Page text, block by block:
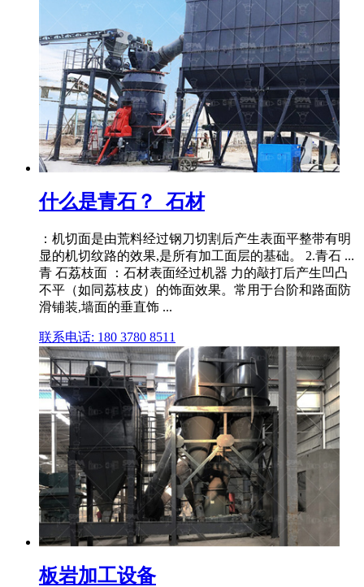
什么是青石？_石材
：机切面是由荒料经过钢刀切割后产生表面平整带有明
显的机切纹路的效果,是所有加工面层的基础。 2.青石 ...
青 石荔枝面 ：石材表面经过机器 力的敲打后产生凹凸
不平（如同荔枝皮）的饰面效果。常用于台阶和路面防
滑铺装,墙面的垂直饰 ...
联系电话: 180 3780 8511
板岩加工设备